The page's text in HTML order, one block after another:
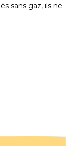
sans gaz, ils ne